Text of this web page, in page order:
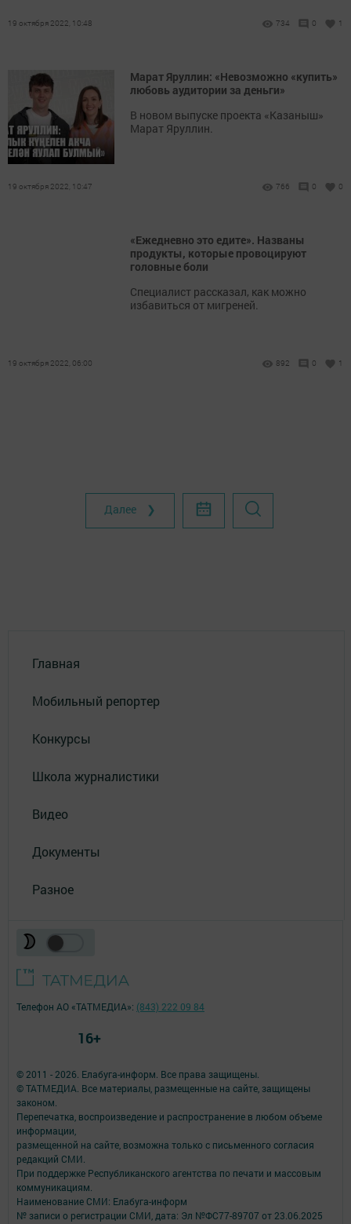
19 октября 2022, 10:48 734 0 1
Марат Яруллин: «Невозможно «купить»
любовь аудитории за деньги»
В новом выпуске проекта «Казаныш»
Марат Яруллин.
19 октября 2022, 10:47 766 0 0
«Ежедневно это едите». Названы
продукты, которые провоцируют
головные боли
Специалист рассказал, как можно
избавиться от мигреней.
19 октября 2022, 06:00 892 0 1
Далее ❯
Главная
Мобильный репортер
Конкурсы
Школа журналистики
Видео
Документы
Разное
© 2011 - 2026. Елабуга-информ. Все права защищены.
© ТАТМЕДИА. Все материалы, размещенные на сайте, защищены
законом.
Перепечатка, воспроизведение и распространение в любом объеме
информации,
размещенной на сайте, возможна только с письменного согласия
редакций СМИ.
При поддержке Республиканского агентства по печати и массовым
коммуникациям.
Наименование СМИ: Елабуга-информ
№ записи о регистрации СМИ, дата: Эл №ФС77-89707 от 23.06.2025
Телефон АО «ТАТМЕДИА»: (843) 222 09 84
16+